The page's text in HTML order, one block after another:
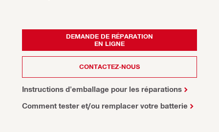
DEMANDE DE RÉPARATION
EN LIGNE
CONTACTEZ-NOUS
Instructions d'emballage pour les réparations
Comment tester et/ou remplacer votre batterie